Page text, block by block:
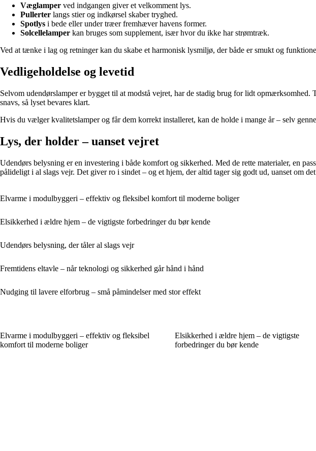
Væglamper ved indgangen giver et velkomment lys.
Pullerter langs stier og indkørsel skaber tryghed.
Spotlys i bede eller under træer fremhæver havens former.
Solcellelamper kan bruges som supplement, især hvor du ikke har strømtræk.
Ved at tænke i lag og retninger kan du skabe et harmonisk lysmiljø, der både er smukt og
Vedligeholdelse og levetid
Selvom udendørslamper er bygget til at modstå vejret, har de stadig brug for lidt
snavs, så lyset bevares klart.
Hvis du vælger kvalitetslamper og får dem korrekt installeret, kan de holde i mange år – selv
Lys, der holder – uanset vejret
Udendørs belysning er en investering i både komfort og sikkerhed. Med de rette materialer, en
pålideligt i al slags vejr. Det giver ro i sindet – og et hjem, der altid tager sig godt ud, uanset om
Elvarme i modulbyggeri – effektiv og fleksibel komfort til moderne boliger
Elsikkerhed i ældre hjem – de vigtigste forbedringer du bør kende
Udendørs belysning, der tåler al slags vejr
Fremtidens eltavle – når teknologi og sikkerhed går hånd i hånd
Nudging til lavere elforbrug – små påmindelser med stor effekt
Elvarme i modulbyggeri – effektiv og fleksibel
komfort til moderne boliger
Elsikkerhed i ældre hjem – de vigtigste
forbedringer du bør kende